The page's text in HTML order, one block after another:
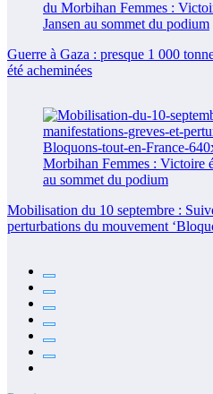
Guerre à Gaza : presque 1 000
été acheminées
Mobilisation du 10 septembre :
perturbations du mouvement